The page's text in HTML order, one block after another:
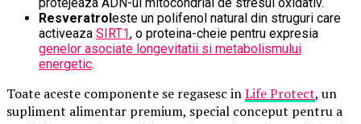
Resveratroleste un polifenol natural din struguri care
activeaza SIRT1, o proteina-cheie pentru expresia
genelor asociate longevitatii si metabolismului
energetic.
Toate aceste componente se regasesc inLife Protect, un
supliment alimentar premium, special conceput pentru a